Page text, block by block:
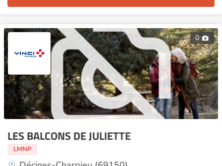
0
LES BALCONS DE JULIETTE
LMNP